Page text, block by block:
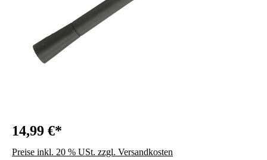
14,99 €*
Preise inkl. 20 % USt. zzgl. Versandkosten